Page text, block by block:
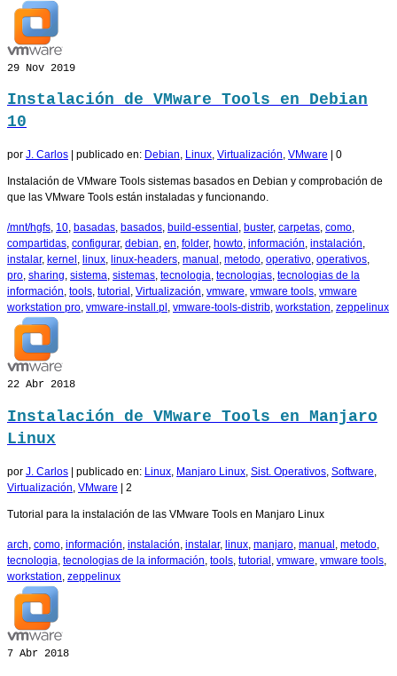
29 Nov 2019
Instalación de VMware Tools en Debian
10
por J. Carlos publicado en: Debian, Linux, Virtualización, VMware 0
Instalación de VMware Tools sistemas basados en Debian y comprobación de
que las VMware Tools están instaladas y funcionando.
/mnt/hgfs, 10, basadas, basados, build-essential , buster, carpetas, como,
compartidas, configurar, debian, en, folder, howto, información, instalación,
instalar, kernel , linux, linux-headers, manual , metodo, operativo, operativos,
pro, sharing, sistema, sistemas, tecnologia, tecnologias, tecnologias de la
información, tools, tutorial , Virtualización, vmware, vmware tools, vmware
workstation pro, vmware-install.pl , vmware-tools-distrib, workstation, zeppelinux
22 Abr 2018
Instalación de VMware Tools en Manjaro
Linux
por J. Carlos publicado en: Linux, Manjaro Linux, Sist. Operativos, Software,
Virtualización, VMware 2
Tutorial para la instalación de las VMware Tools en Manjaro Linux
arch, como, información, instalación, instalar, linux, manjaro, manual , metodo,
tecnologia, tecnologias de la información, tools, tutorial , vmware, vmware tools,
workstation, zeppelinux
7 Abr 2018